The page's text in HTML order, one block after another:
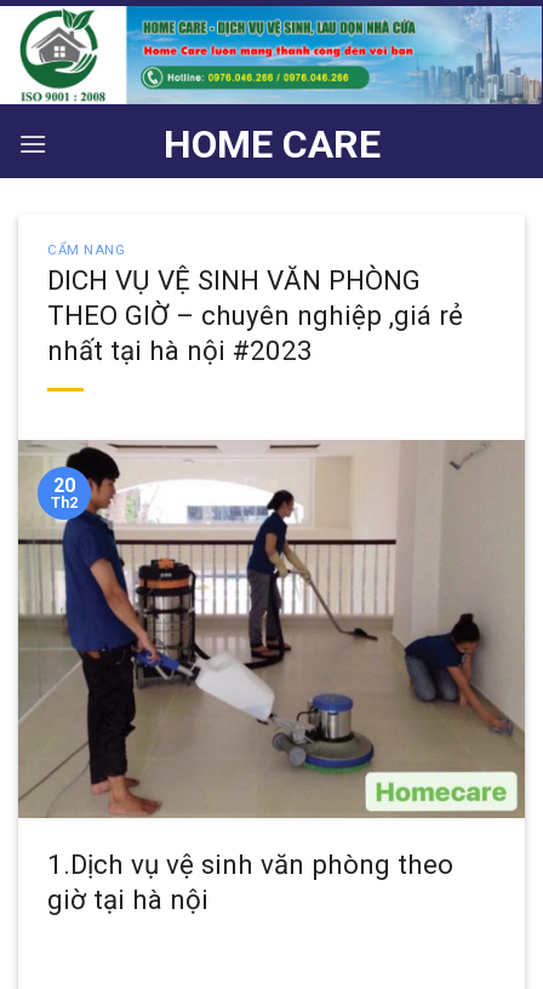
Bỏ
qua
nội
dung
HOME CARE
CẨM NANG
DICH VỤ VỆ SINH VĂN PHÒNG
THEO GIỜ – chuyên nghiệp ,giá rẻ
nhất tại hà nội #2023
20
Th2
1.Dịch vụ vệ sinh văn phòng theo
giờ tại hà nội